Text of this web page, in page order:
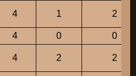
4 1 2
4 0
0
4 2 2